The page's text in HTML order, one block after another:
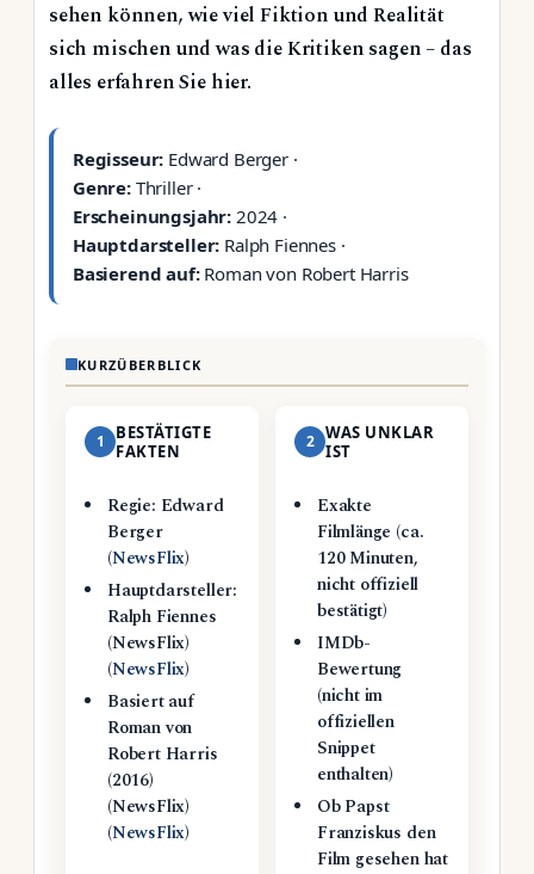
sehen können, wie viel Fiktion und Realität
sich mischen und was die Kritiken sagen – das
alles erfahren Sie hier.
Regisseur: Edward Berger ·
Genre:Thriller ·
Erscheinungsjahr: 2024 ·
Hauptdarsteller: Ralph Fiennes ·
Basierend auf:Roman von Robert Harris
KURZÜBERBLICK
1
BESTÄTIGTE
FAKTEN
Regie: Edward
Berger
(NewsFlix)
Hauptdarsteller:
Ralph Fiennes
(NewsFlix)
(NewsFlix)
Basiert auf
Roman von
Robert Harris
(2016)
(NewsFlix)
(NewsFlix)
2 WAS UNKLAR
IST
Exakte
Filmlänge (ca.
120 Minuten,
nicht offiziell
bestätigt)
IMDb-
Bewertung
(nicht im
offiziellen
Snippet
enthalten)
Ob Papst
Franziskus den
Film gesehen hat